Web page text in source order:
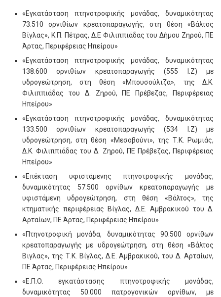
«Εγκατάσταση πτηνοτροφικής μονάδας, δυναμικότητας
73.510 ορνιθίων κρεατοπαραγωγής, στη θέση «Βάλτος
Βίγλας», Κ.Π. Πέτρας, Δ.Ε Φιλιππιάδας του Δήμου Ζηρού, ΠΕ
Άρτας, Περιφέρειας Ηπείρου»
«Εγκατάσταση πτηνοτροφικής μονάδας, δυναμικότητας
138.600 ορνιθίων κρεατοπαραγωγής (555 Ι.Ζ) με
υδρογεώτρηση, στη θέση «Μπουσούλιζα», της Δ.Κ.
Φιλιππιάδας του Δ. Ζηρού, ΠΕ Πρέβεζας, Περιφέρειας
Ηπείρου»
«Εγκατάσταση πτηνοτροφικής μονάδας, δυναμικότητας
133.500 ορνιθίων κρεατοπαραγωγής (534 Ι.Ζ) με
υδρογεώτρηση, στη θέση «Μεσοβούνι», της Τ.Κ. Ρωμιάς,
Δ.Κ. Φιλιππιάδας του Δ. Ζηρού, ΠΕ Πρέβεζας, Περιφέρειας
Ηπείρου»
«Επέκταση υφιστάμενης πτηνοτροφικής μονάδας,
δυναμικότητας 57.500 ορνίθων κρεατοπαραγωγής με
υφιστάμενη υδρογεώτρηση, στη θέση «Βάλτος», της
κτηματικής περιφέρειας Βίγλας, Δ.Ε. Αμβρακικού του Δ.
Αρταίων, ΠΕ Άρτας, Περιφέρειας Ηπείρου»
«Πτηνοτροφική μονάδα, δυναμικότητας 90.500 ορνίθων
κρεατοπαραγωγής με υδρογεώτρηση, στη θέση «Βάλτος
Βιγλας», της Τ.Κ. Βίγλας, Δ.Ε. Αμβρακικού, του Δ. Αρταίων,
ΠΕ Άρτας, Περιφέρειας Ηπείρου»
«Ε.Π.Ο. εγκατάστασης πτηνοτροφικής μονάδας,
δυναμικότητας 50.000 πατρογονικών ορνίθων, με